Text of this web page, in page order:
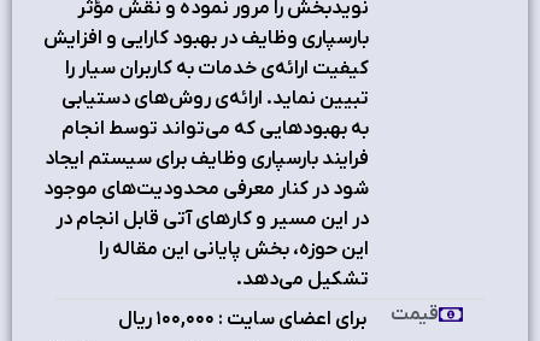
نویدبخش را مرور نموده و نقش مؤثر
بارسپاری وظایف در بهبود کارایی و افزایش
کیفیت ارائه‌ی خدمات به کاربران سیار را
تبیین نماید. ارائه‌ی روش‌های دستیابی
به بهبود‌هایی که می‌تواند توسط انجام
فرایند بارسپاری وظایف برای سیستم ایجاد
شود در کنار معرفی محدودیت‌های موجود
در این مسیر و کارهای آتی قابل انجام در
این حوزه، بخش پایانی این مقاله را
تشکیل می‌دهد.
برای اعضای سایت : ۱٠٠,٠٠٠ ریال
قیمت